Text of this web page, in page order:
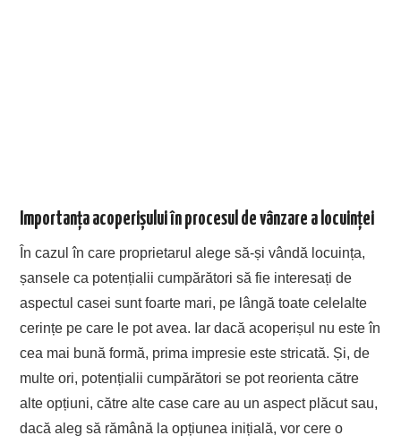
Importanța acoperișului în procesul de vânzare a locuinței
În cazul în care proprietarul alege să-și vândă locuința,
șansele ca potențialii cumpărători să fie interesați de
aspectul casei sunt foarte mari, pe lângă toate celelalte
cerințe pe care le pot avea. Iar dacă acoperișul nu este în
cea mai bună formă, prima impresie este stricată. Și, de
multe ori, potențialii cumpărători se pot reorienta către
alte opțiuni, către alte case care au un aspect plăcut sau,
dacă aleg să rămână la opțiunea inițială, vor cere o